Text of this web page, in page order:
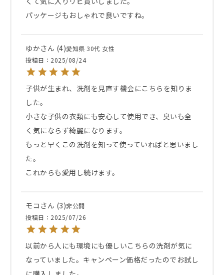
パッケージもおしゃれで良いですね。
ゆか 4 愛知県 30代 女性
投稿日
2025/08/24
子供が生まれ、洗剤を見直す機会にこちらを知りま
した。
小さな子供の衣類にも安心して使用でき、臭いも全
く気にならず綺麗になります。
もっと早くこの洗剤を知って使っていればと思いまし
た。
これからも愛用し続けます。
モコ 3 非公開
投稿日
2025/07/26
以前から人にも環境にも優しいこちらの洗剤が気に
なっていました。キャンペーン価格だったのでお試し